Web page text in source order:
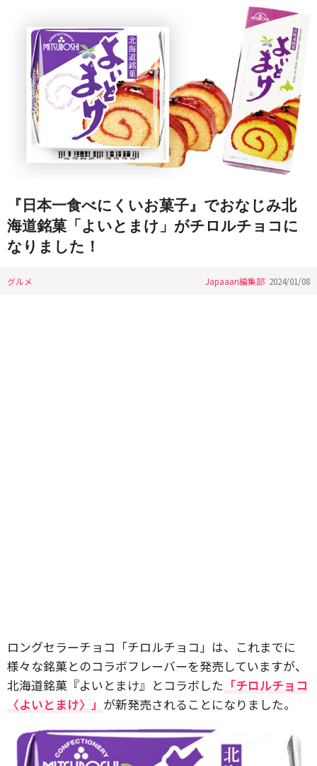
『日本一食べにくいお菓子』でおなじみ北
海道銘菓「よいとまけ」がチロルチョコに
なりました！
グルメ Japaaan編集部 2024/01/08
ロングセラーチョコ「チロルチョコ」は、これまでに
様々な銘菓とのコラボフレーバーを発売していますが、
北海道銘菓『よいとまけ』とコラボした 「チロルチョコ
〈よいとまけ〉」 が新発売されることになりました。